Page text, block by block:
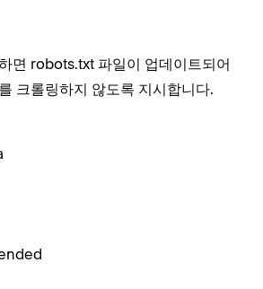
면 robots.txt 파일이 업데이트되어
크롤링하지 않도록 지시합니다.